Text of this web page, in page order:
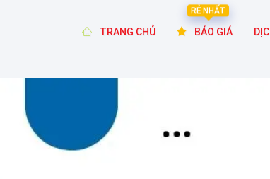
TRANG CHỦ
RẺ NHẤT
BÁO GIÁ